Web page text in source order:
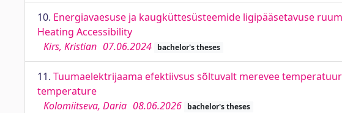
10. Energiavaesuse ja kaugküttesüsteemide ligipääsetavuse
Heating Accessibility
Kirs, Kristian 07.06.2024 bachelor's theses
11. Tuumaelektrijaama efektiivsus sõltuvalt merevee
temperature
Kolomiitseva, Daria 08.06.2026 bachelor's theses